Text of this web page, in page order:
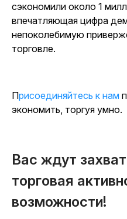
сэкономили около 1
впечатляющая цифра
непоколебимую
торговле.
Присоединяйтесь к нам
экономить, торгуя умно.
Вас ждут
торговая
возможности!